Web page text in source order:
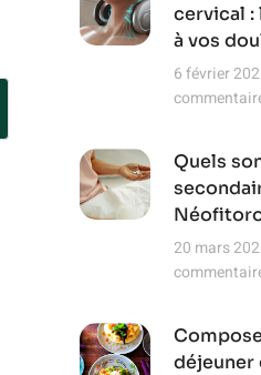
cervical :
à vos
6 février
Quels
20 mars